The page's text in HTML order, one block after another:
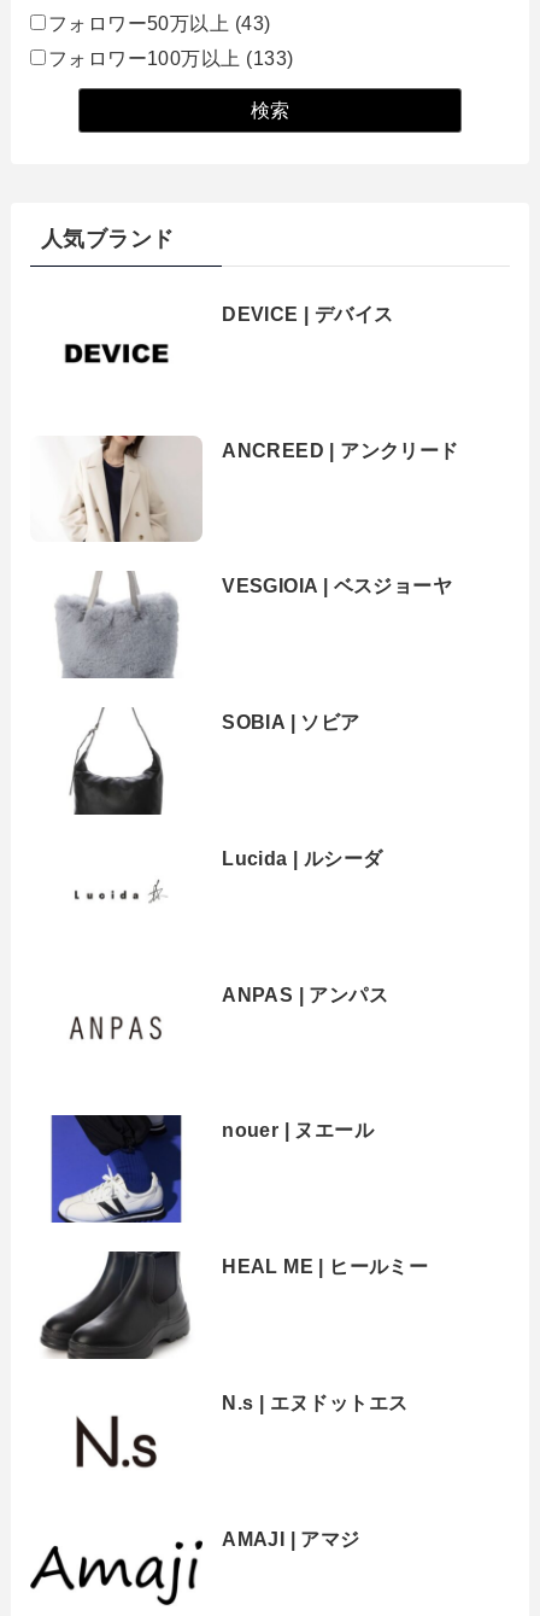
フォロワー50万以上 (43)
フォロワー100万以上 (133)
人気ブランド
DEVICE | デバイス
ANCREED | アンクリード
VESGIOIA | ベスジョーヤ
SOBIA | ソビア
Lucida | ルシーダ
ANPAS | アンパス
nouer | ヌエール
HEAL ME | ヒールミー
N.s | エヌドットエス
AMAJI | アマジ